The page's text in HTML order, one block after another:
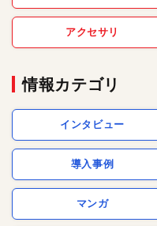
アクセサリ
情報カテゴリ
インタビュー
導入事例
マンガ